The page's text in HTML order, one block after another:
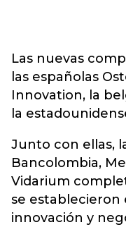
Las nuevas
las españolas
Innovation, la
la
Junto con ellas,
Bancolombia,
Vidarium
se establecieron
innovación y